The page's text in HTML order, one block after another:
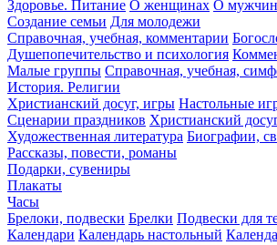
Здоровье. Питание О женщинах О
Создание семьи Для молодежи
Справочная, учебная, комментарии
Душепопечительство и психология
Малые группы Справочная, учебная,
История. Религии
Христианский досуг, игры Настольные
Сценарии праздников Христианский
Художественная литература Биографии,
Рассказы, повести, романы
Подарки, сувениры
Плакаты
Часы
Брелоки, подвески Брелки Подвески для
Календари Календарь настольный